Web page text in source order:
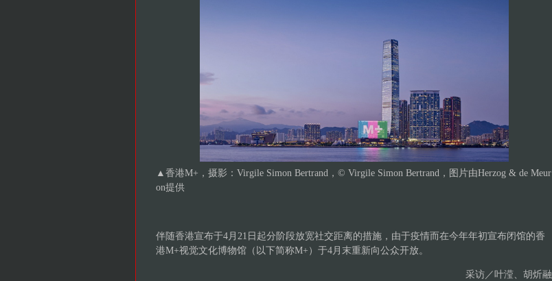
▲ 香港M+，摄影：Virgile Simon Bertrand，© Virgile Simon Bertrand，图片由Herzog & de Meur
on提供
伴随香港宣布于4月21日起分阶段放宽社交距离的措施，由于疫情而在今年年初宣布闭馆的香
港M+视觉文化博物馆（以下简称M+）于4月末重新向公众开放。
采访／叶滢、胡炘融